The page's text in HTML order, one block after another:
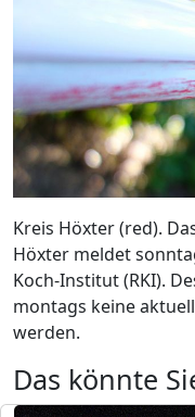
Kreis Höxter (red).
Höxter meldet
Koch-Institut (RKI).
montags keine
werden.
Das könnte